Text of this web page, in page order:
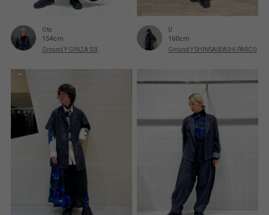
Oto
154cm
Ground Y GINZA SIX
160cm
Ground Y SHINSAIBASHI PARCO